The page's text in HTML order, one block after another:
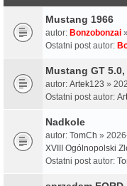
Mustang 1966
autor: Bonzobonzai
Ostatni post autor:
Mustang GT
autor: Artek123 »
Ostatni post autor:
Nadkole
autor: TomCh »
XVIII Ogólnopolski
Ostatni post autor: